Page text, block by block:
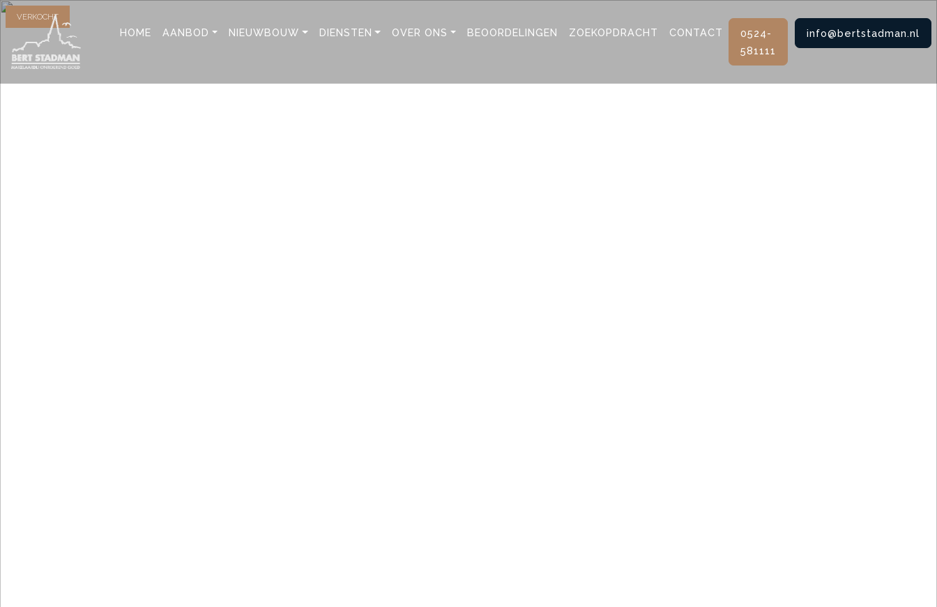
HOME AANBOD NIEUWBOUW DIENSTEN OVER ONS BEOORDELINGEN ZOEKOPDRACHT CONTACT
0524-
581111
info@bertstadman.nl
VERKOCHT